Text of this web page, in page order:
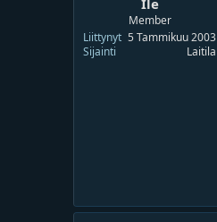
Member
Liittynyt 5 Tammikuu 2003
Sijainti
Laitila